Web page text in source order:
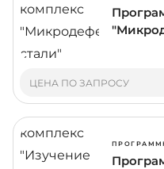
ЦЕНА ПО ЗАПРОСУ